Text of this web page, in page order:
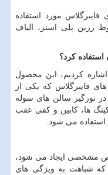
مورد استفاده
رزین پلی استر، الیاف
کرد؟
کردیم، این محصول
های فایبرگلاس که یکی از
نورگیر سالن های سوله
ها، کابین و کفی عقب
استفاده می شود.
مشخصی ایجاد می شود،
شباهت به ویژگی های